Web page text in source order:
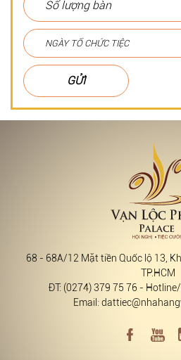
GỬI
68 - 68A/12 Mặt tiền Quốc lộ 13,
TP.HCM
ĐT: (0274) 379 75 76 -
Email: